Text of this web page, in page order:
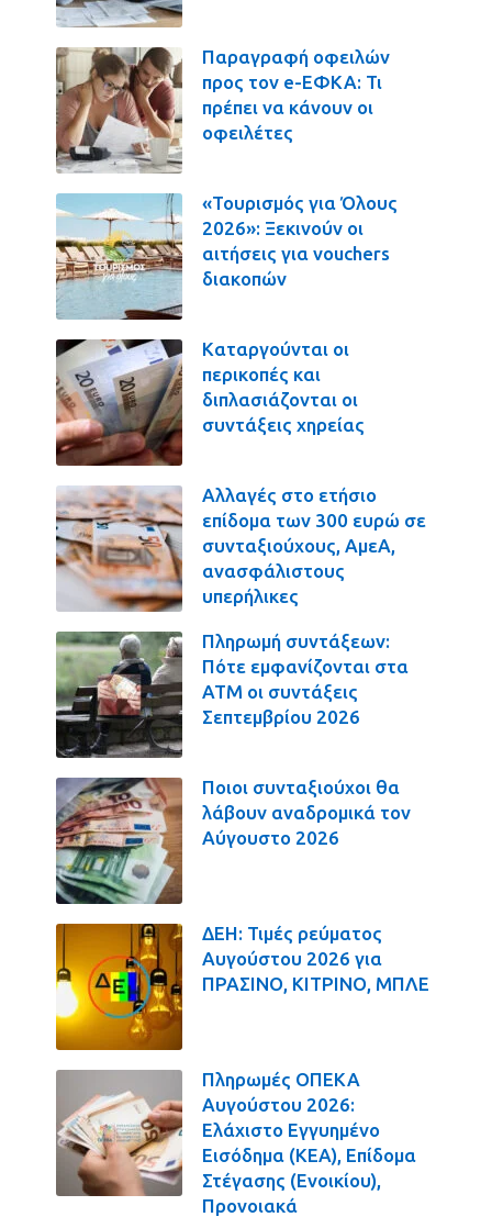
Παραγραφή οφειλών
προς τον e-ΕΦΚΑ: Τι
πρέπει να κάνουν οι
οφειλέτες
«Τουρισμός για Όλους
2026»: Ξεκινούν οι
αιτήσεις για vouchers
διακοπών
Καταργούνται οι
περικοπές και
διπλασιάζονται οι
συντάξεις χηρείας
Αλλαγές στο ετήσιο
επίδομα των 300 ευρώ σε
συνταξιούχους, ΑμεΑ,
ανασφάλιστους
υπερήλικες
Πληρωμή συντάξεων:
Πότε εμφανίζονται στα
ΑΤΜ οι συντάξεις
Σεπτεμβρίου 2026
Ποιοι συνταξιούχοι θα
λάβουν αναδρομικά τον
Αύγουστο 2026
ΔΕΗ: Τιμές ρεύματος
Αυγούστου 2026 για
ΠΡΑΣΙΝΟ, ΚΙΤΡΙΝΟ, ΜΠΛΕ
Πληρωμές ΟΠΕΚΑ
Αυγούστου 2026:
Ελάχιστο Εγγυημένο
Εισόδημα (ΚΕΑ), Επίδομα
Στέγασης (Ενοικίου),
Προνοιακά